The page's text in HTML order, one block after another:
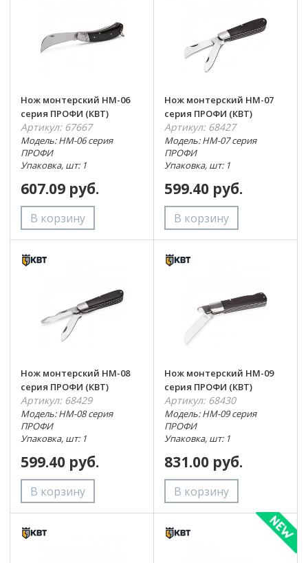
Нож монтерский НМ-06
серия ПРОФИ (КВТ)
Артикул: 67667
Модель: НМ-06 серия
ПРОФИ
Упаковка, шт: 1
607.09 руб.
Нож монтерский НМ-07
серия ПРОФИ (КВТ)
Артикул: 68427
Модель: НМ-07 серия
ПРОФИ
Упаковка, шт: 1
599.40 руб.
Нож монтерский НМ-08
серия ПРОФИ (КВТ)
Артикул: 68429
Модель: НМ-08 серия
ПРОФИ
Упаковка, шт: 1
599.40 руб.
Нож монтерский НМ-09
серия ПРОФИ (КВТ)
Артикул: 68430
Модель: НМ-09 серия
ПРОФИ
Упаковка, шт: 1
831.00 руб.